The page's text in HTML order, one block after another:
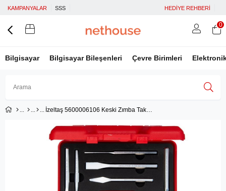
KAMPANYALAR SSS HEDİYE REHBERİ
Bilgisayar Bilgisayar Bileşenleri Çevre Birimleri
Üye Girişi
Google İle Bağlan
0
İzeltaş 5600006106 Keski Zımba Takımı 6 Parça